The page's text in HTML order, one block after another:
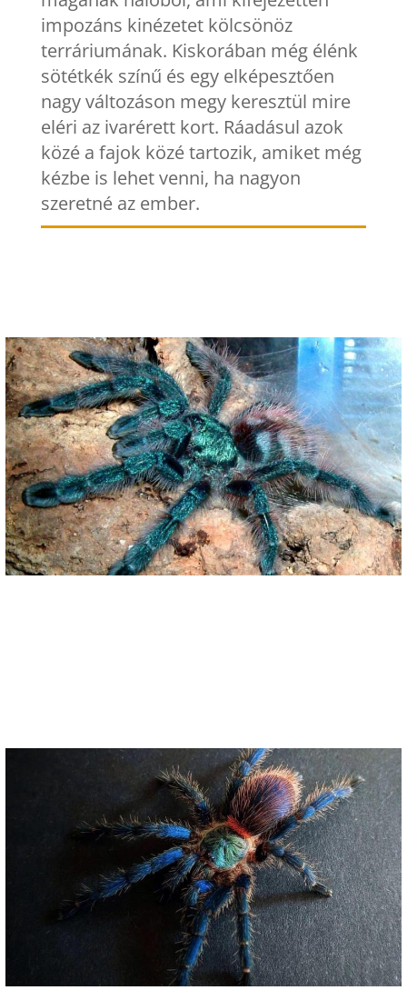
impozáns kinézetet kölcsönöz
terráriumának. Kiskorában még élénk
sötétkék színű és egy elképesztően
nagy változáson megy keresztül mire
eléri az ivarérett kort. Ráadásul azok
közé a fajok közé tartozik, amiket még
kézbe is lehet venni, ha nagyon
szeretné az ember.